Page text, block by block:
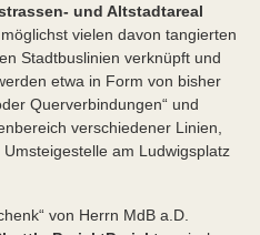
und Altstadtareal
vielen davon tangierten
Stadtbuslinien verknüpft und
etwa in Form von bisher
Querverbindungen“ und
verschiedener Linien,
am Ludwigsplatz
von Herrn MdB a.D.